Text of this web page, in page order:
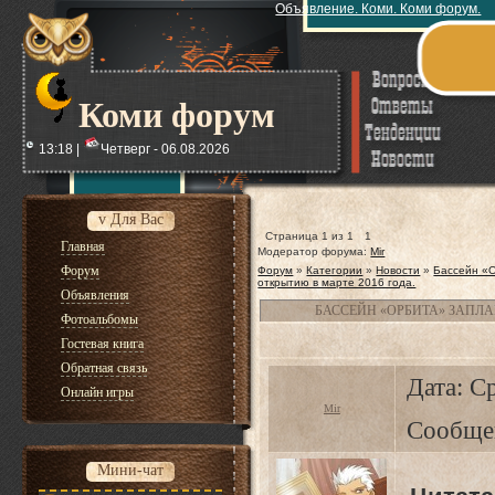
Коми форум
Объявление. Коми. Коми форум.
13:18 | Четверг - 06.08.2026
v Для Вас
Главная
Форум
Объявления
Фотоальбомы
Гостевая книга
Обратная связь
Онлайн игры
Мини-чат
Страница1 из 1
1
Модератор форума:Mir
Форум » Категории » Новости » Бассейн
открытию в марте 2016 года.
БАССЕЙН «ОРБИТА»
Mir
Дата: